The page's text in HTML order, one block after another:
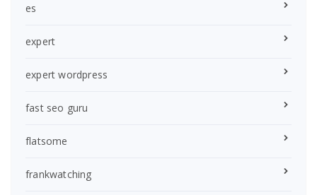
es
expert
expert wordpress
fast seo guru
flatsome
frankwatching